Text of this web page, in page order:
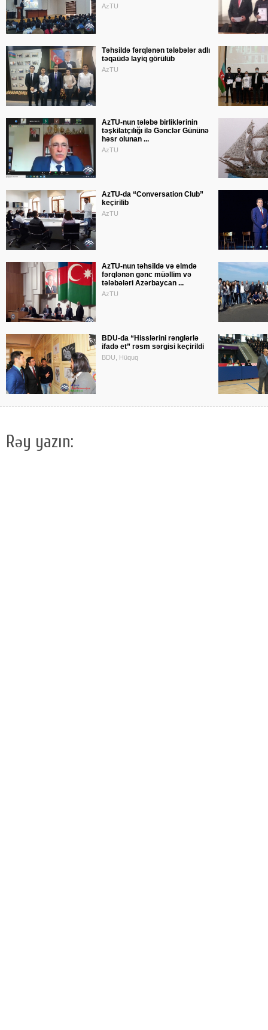
AzTU
Təhsildə fərqlənən tələbələr adlı
təqaüdə layiq görülüb
AzTU
AzTU-nun tələbə birliklərinin
təşkilatçılığı ilə Gənclər Gününə
həsr olunan ...
AzTU
AzTU-da “Conversation Club”
keçirilib
AzTU
AzTU-nun təhsildə və elmdə
fərqlənən gənc müəllim və
tələbələri Azərbaycan ...
AzTU
BDU-da “Hisslərini rənglərlə
ifadə et” rəsm sərgisi keçirildi
BDU, Hüquq
Rəy yazın: